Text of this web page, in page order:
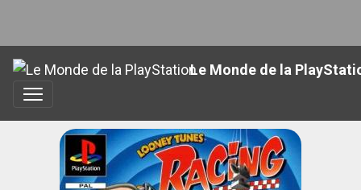
Le Monde de la